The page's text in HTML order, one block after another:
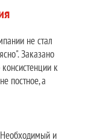
не стал
Заказано
к
постное, а
и